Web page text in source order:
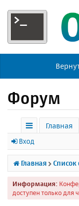
Форум
с
ы
л
к
Главная
Вход
Главная
Информация:
доступен только для